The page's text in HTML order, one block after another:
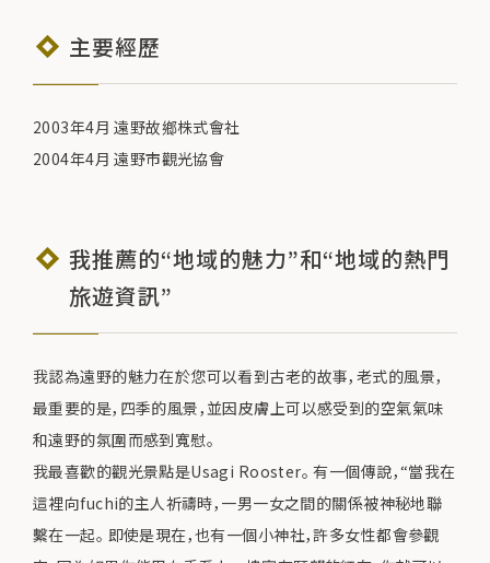
主要經歷
2003年4月 遠野故鄉株式會社
2004年4月 遠野市觀光協會
我推薦的“地域的魅力”和“地域的熱門
旅遊資訊”
我認為遠野的魅力在於您可以看到古老的故事，老式的風景，
最重要的是，四季的風景，並因皮膚上可以感受到的空氣氣味
和遠野的氛圍而感到寬慰。
我最喜歡的觀光景點是Usagi Rooster。 有一個傳說，“當我在
這裡向fuchi的主人祈禱時，一男一女之間的關係被神秘地聯
繫在一起。 即使是現在，也有一個小神社，許多女性都會參觀